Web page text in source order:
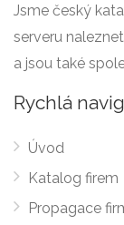
Jsme český
serveru
a jsou také
Rychlá
Úvod
Katalog firem
Propagace